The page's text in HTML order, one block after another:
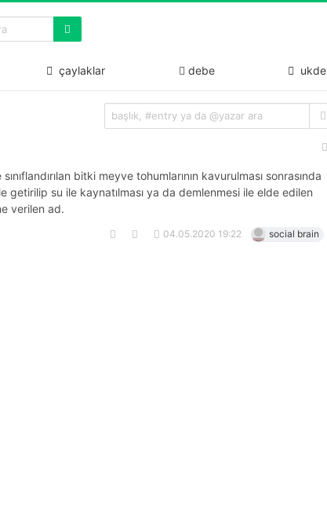
çaylaklar debe ukde
bitki meyve tohumlarının kavurulması sonrasında
getirilip su ile kaynatılması ya da demlenmesi ile elde edilen
verilen ad.
04.05.2020 19:22 social brain